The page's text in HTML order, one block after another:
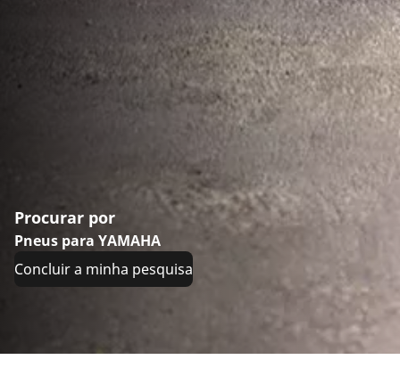
Procurar por
Pneus para YAMAHA
Concluir a minha pesquisa